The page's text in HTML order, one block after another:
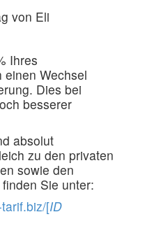
von Eli
Ihres
einen Wechsel
Dies bei
besserer
absolut
zu den privaten
sowie den
Sie unter:
[ID